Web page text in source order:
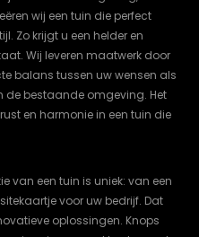
wij een tuin die perfect
Zo krijgt u een helder en
Wij leveren maatwerk door
balans tussen uw wensen als
bestaande omgeving. Het
en harmonie in een tuin die
van een tuin is uniek: van een
voor uw bedrijf. Dat
oplossingen. Knops